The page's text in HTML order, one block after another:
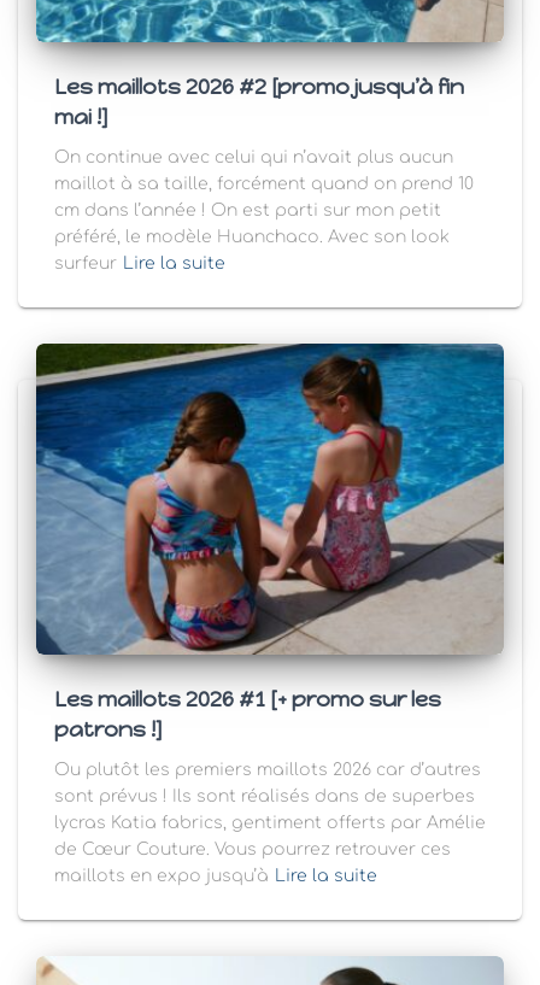
Les maillots 2026 #2 [promo jusqu’à fin
mai !]
On continue avec celui qui n’avait plus aucun
maillot à sa taille, forcément quand on prend 10
cm dans l’année ! On est parti sur mon petit
préféré, le modèle Huanchaco. Avec son look
surfeur
Lire la suite
Les maillots 2026 #1 [+ promo sur les
patrons !]
Ou plutôt les premiers maillots 2026 car d’autres
sont prévus ! Ils sont réalisés dans de superbes
lycras Katia fabrics, gentiment offerts par Amélie
de Cœur Couture. Vous pourrez retrouver ces
maillots en expo jusqu’à Lire la suite